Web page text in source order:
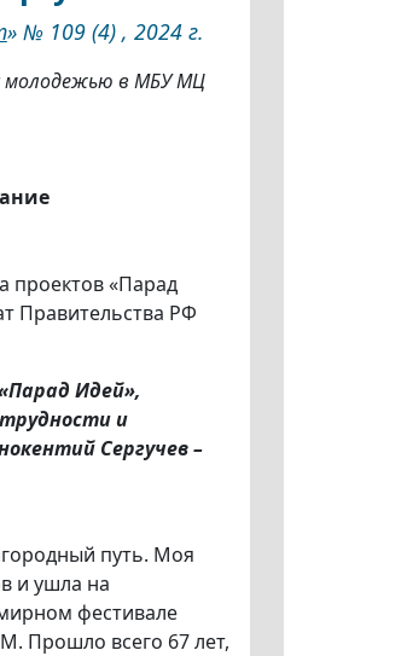
» № 109 (4) , 2024 г.
молодежью в МБУ МЦ
проектов «Парад
Правительства РФ
Идей»,
и
Сергучев –
путь. Моя
и ушла на
фестивале
Прошло всего 67 лет,